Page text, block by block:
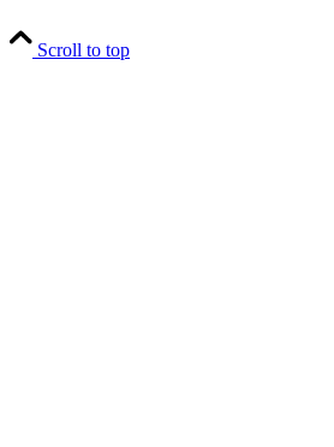
Scroll to top